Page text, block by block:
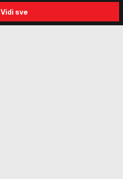
kakvo vreme nas čeka do
kraja avgusta
Vidi sve